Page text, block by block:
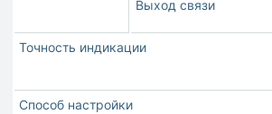
Выход связи
Точность индикации
Способ настройки